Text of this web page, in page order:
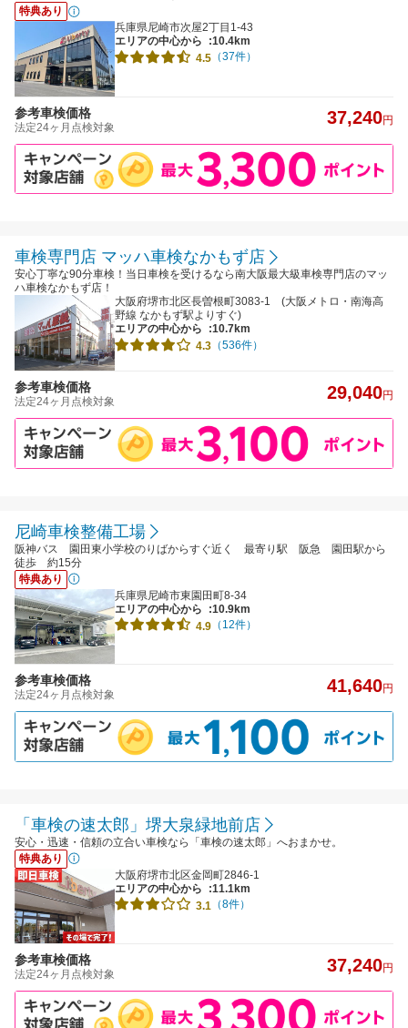
特典あり
兵庫県尼崎市次屋2丁目1-43
エリアの中心から
:10.4km
4.5 （37件）
参考車検価格
法定24ヶ月点検対象 37,240円
車検専門店 マッハ車検なかもず店
安心丁寧な90分車検！当日車検を受けるなら南大阪最大級車検専門店のマッ
ハ車検なかもず店！
大阪府堺市北区長曽根町3083-1 (大阪メトロ・南海高
野線 なかもず駅よりすぐ)
エリアの中心から
:10.7km
4.3 （536件）
参考車検価格
法定24ヶ月点検対象 29,040円
尼崎車検整備工場
阪神バス 園田東小学校のりばからすぐ近く 最寄り駅 阪急 園田駅から
徒歩 約15分
特典あり
兵庫県尼崎市東園田町8-34
エリアの中心から
:10.9km
4.9 （12件）
参考車検価格
法定24ヶ月点検対象 41,640円
「車検の速太郎」堺大泉緑地前店
安心・迅速・信頼の立合い車検なら「車検の速太郎」へおまかせ。
特典あり
大阪府堺市北区金岡町2846-1
エリアの中心から
:11.1km
3.1 （8件）
参考車検価格
法定24ヶ月点検対象 37,240円